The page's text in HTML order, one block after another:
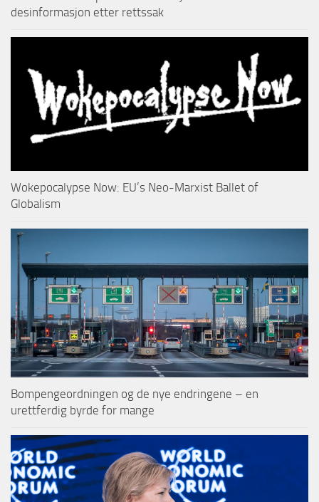
desinformasjon etter rettssak
Wokepocalypse Now: EU’s Neo-Marxist Ballet of
Globalism
Bompengeordningen og de nye endringene – en
urettferdig byrde for mange